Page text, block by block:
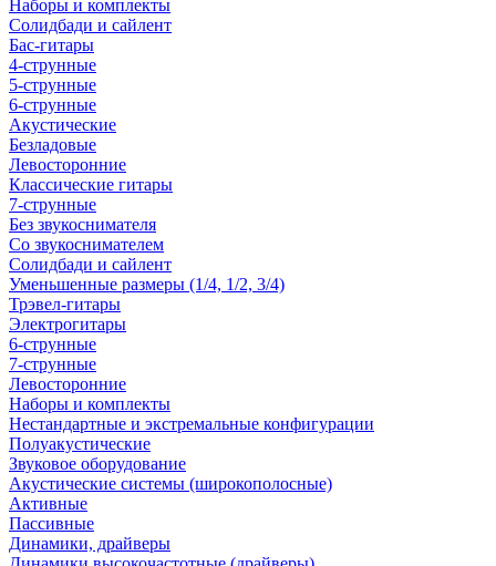
Наборы и комплекты
Солидбади и сайлент
Бас-гитары
4-струнные
5-струнные
6-струнные
Акустические
Безладовые
Левосторонние
Классические гитары
7-струнные
Без звукоснимателя
Со звукоснимателем
Солидбади и сайлент
Уменьшенные размеры (1/4, 1/2, 3/4)
Трэвел-гитары
Электрогитары
6-струнные
7-струнные
Левосторонние
Наборы и комплекты
Нестандартные и экстремальные конфигурации
Полуакустические
Звуковое оборудование
Акустические системы (широкополосные)
Активные
Пассивные
Динамики, драйверы